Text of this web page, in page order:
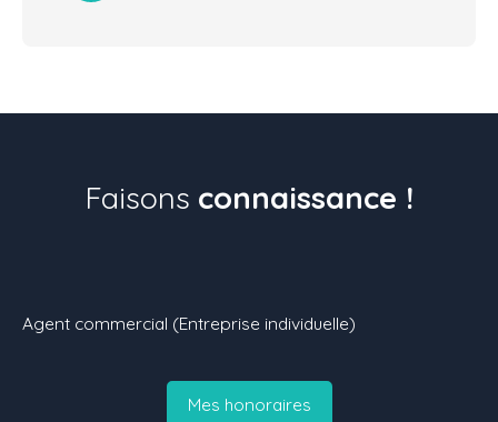
Faisons connaissance !
Agent commercial (Entreprise individuelle)
Mes honoraires